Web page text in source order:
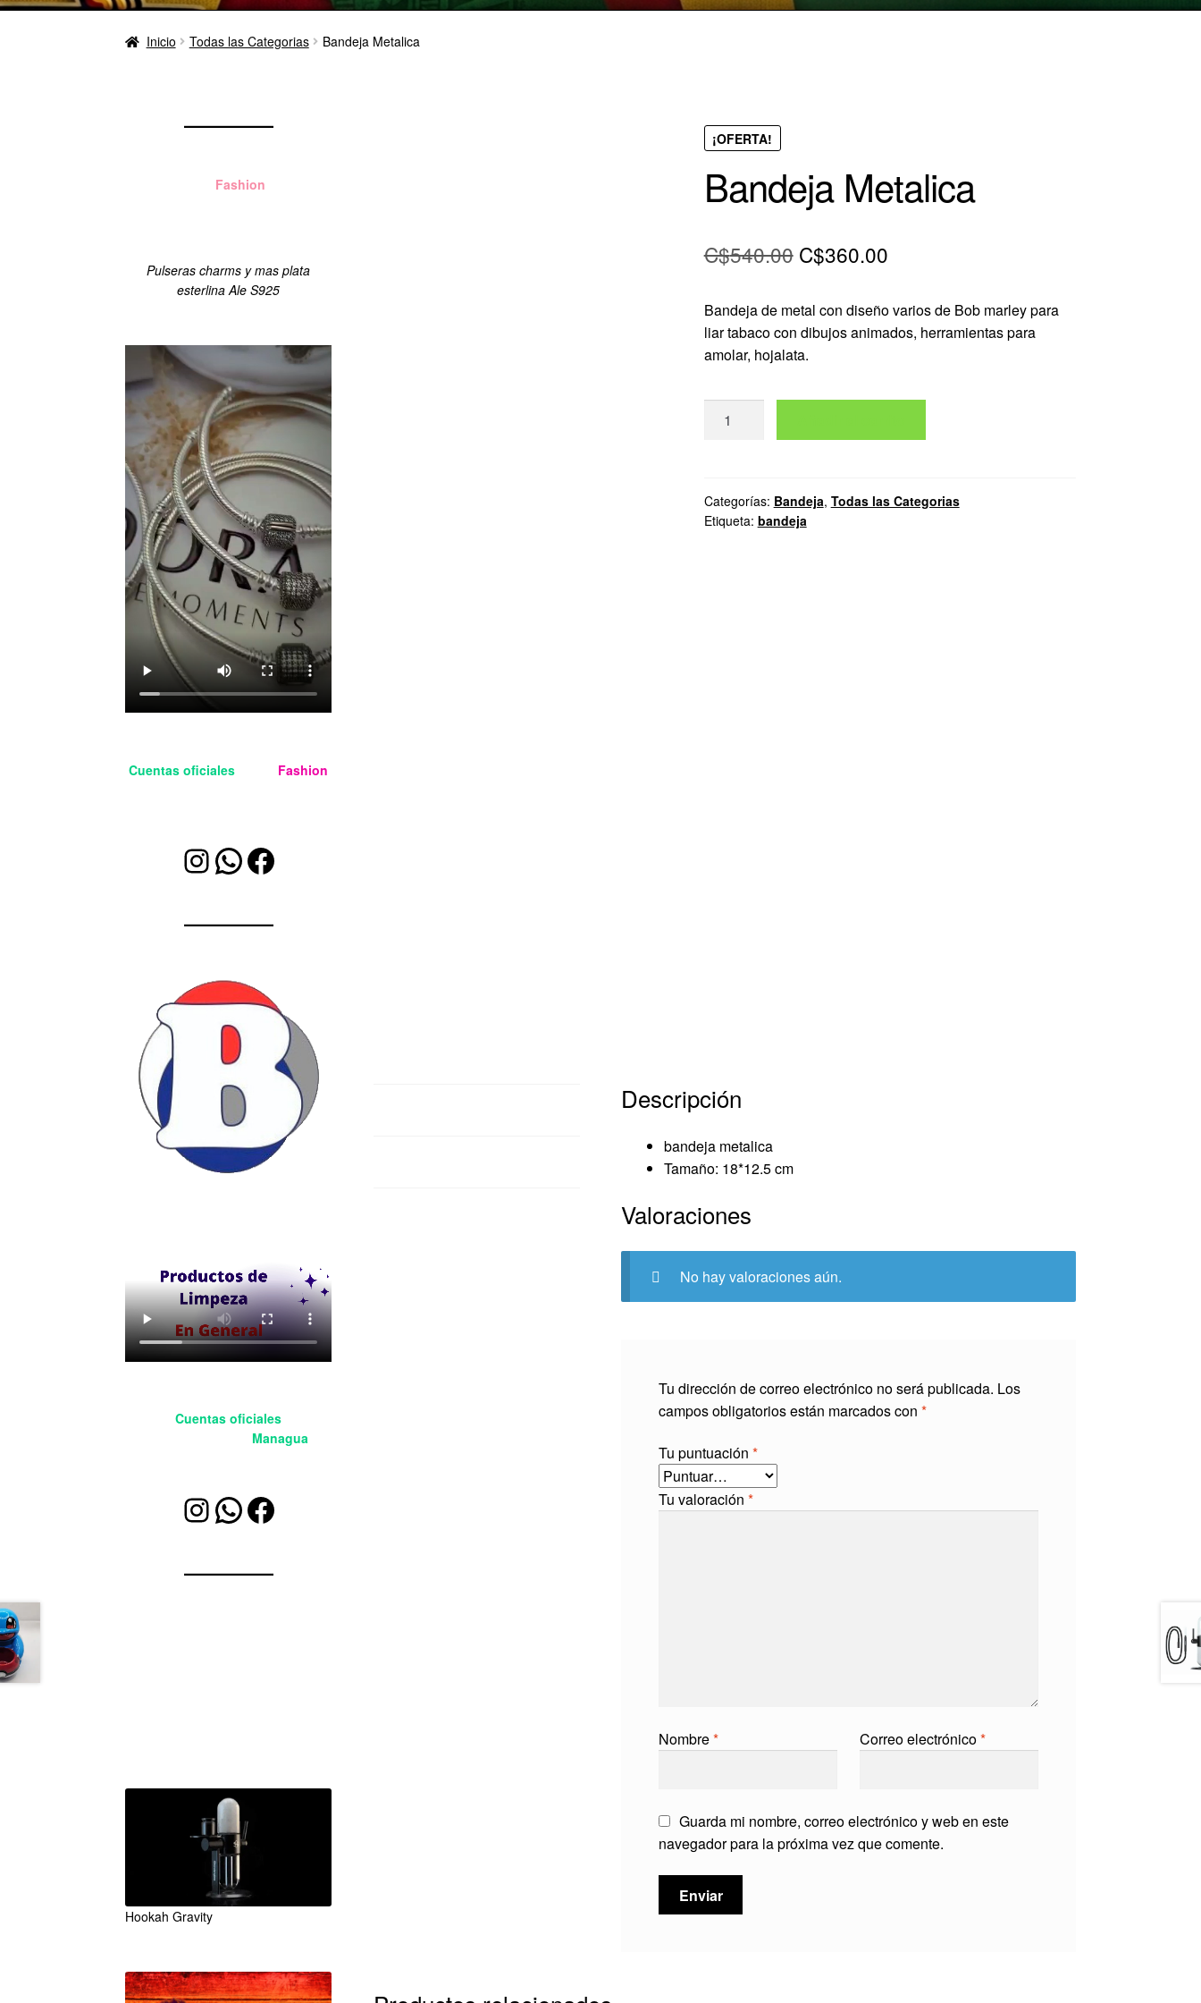
Inicio Todas las Categorias Bandeja Metalica
¡OFERTA!
Bandeja Metalica
C$540.00 El
original
era:
C$360.00El
actual
Bandeja de metal con diseño varios de Bob marley para
liar tabaco con dibujos animados, herramientas para
amolar, hojalata.
Metalica
Categorías: Bandeja, Todas las Categorias
Etiqueta: bandeja
Descripción
bandeja metalica
Tamaño: 18*12.5 cm
Valoraciones
No hay valoraciones aún.
Tu dirección de correo electrónico no será publicada. Los
campos obligatorios están marcados con*
Tu puntuación*
Tu valoración*
Nombre* Correo electrónico*
Guarda mi nombre, correo electrónico y web en este
navegador para la próxima vez que comente.
Fashion
Pulseras charms y mas plata
esterlina Ale S925
Cuentas oficiales
Fashion
Instagram
WhatsApp
Facebook
Cuentas oficiales
Managua
Instagram
WhatsApp
Facebook
Hookah Gravity